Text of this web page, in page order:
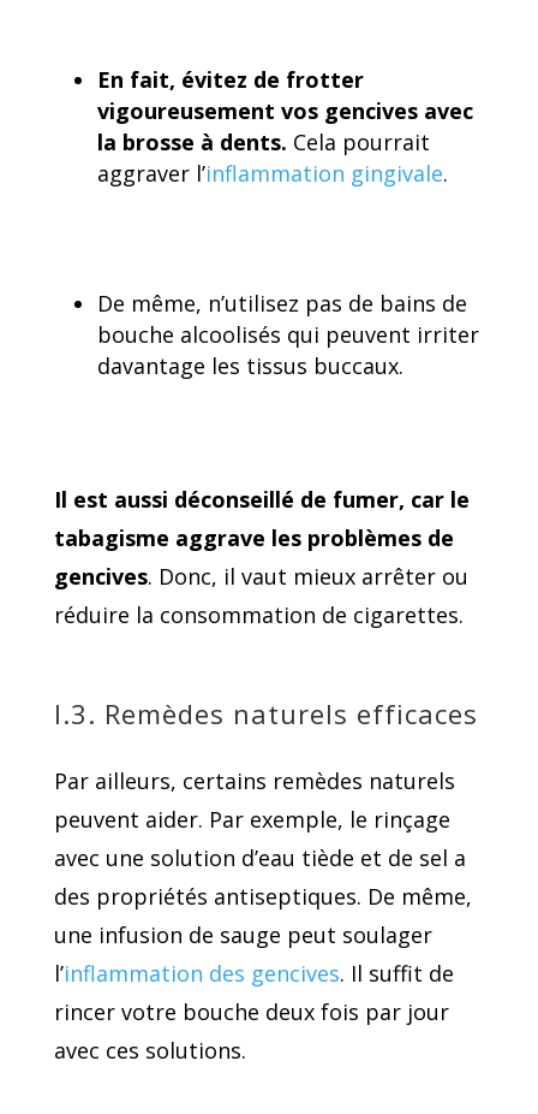
En fait, évitez de frotter
vigoureusement vos gencives avec
la brosse à dents. Cela pourrait
aggraver l’inflammation gingivale.
De même, n’utilisez pas de bains de
bouche alcoolisés qui peuvent irriter
davantage les tissus buccaux.
Il est aussi déconseillé de fumer, car le
tabagisme aggrave les problèmes de
gencives. Donc, il vaut mieux arrêter ou
réduire la consommation de cigarettes.
I.3. Remèdes naturels efficaces
Par ailleurs, certains remèdes naturels
peuvent aider. Par exemple, le rinçage
avec une solution d’eau tiède et de sel a
des propriétés antiseptiques. De même,
une infusion de sauge peut soulager
l’inflammation des gencives. Il suffit de
rincer votre bouche deux fois par jour
avec ces solutions.